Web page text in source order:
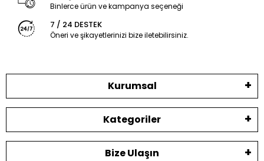
Binlerce ürün ve kampanya seçeneği
7 / 24 DESTEK
Öneri ve şikayetlerinizi bize iletebilirsiniz.
Kurumsal
Kategoriler
Bize Ulaşın